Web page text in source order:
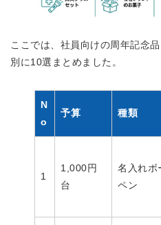
ここでは、社員向けの周年記念
別に10選まとめました。
N
o
予算 種類
1
1,000円
台
名入れボ
ペン